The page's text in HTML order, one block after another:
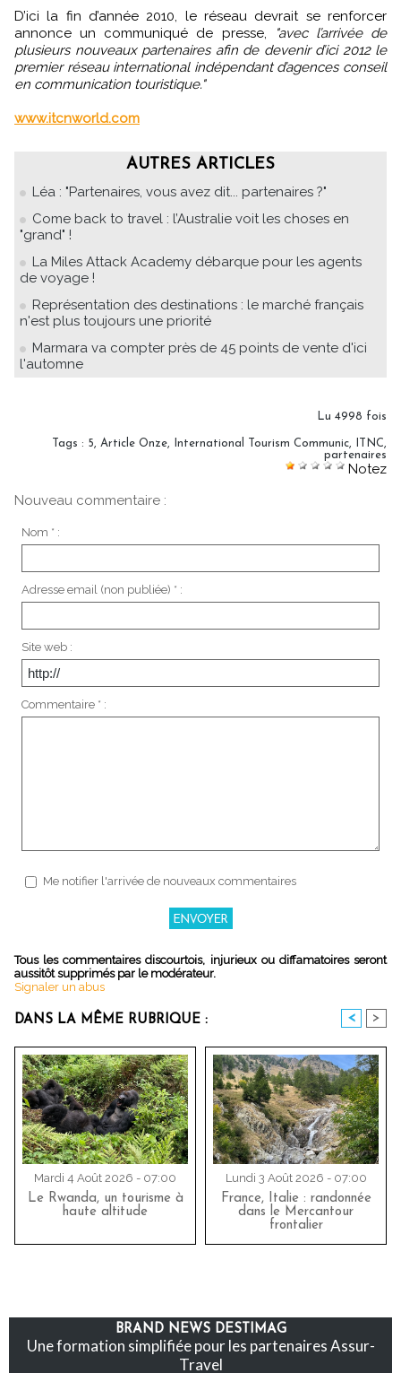
D’ici la fin d’année 2010, le réseau devrait se renforcer
annonce un communiqué de presse,
"avec l’arrivée de
plusieurs nouveaux partenaires afin de devenir d’ici 2012 le
premier réseau international indépendant d’agences conseil
en communication touristique."
www.itcnworld.com
AUTRES ARTICLES
Léa : "Partenaires, vous avez dit... partenaires ?"
Come back to travel : l’Australie voit les choses en
"grand" !
La Miles Attack Academy débarque pour les agents
de voyage !
Représentation des destinations : le marché français
n'est plus toujours une priorité
Marmara va compter près de 45 points de vente d'ici
l'automne
Lu 4998 fois
Tags : 5, Article Onze, International Tourism Communic, ITNC,
partenaires
Notez
Nouveau commentaire :
Nom * :
Adresse email (non publiée) * :
Site web :
Commentaire * :
Me notifier l'arrivée de nouveaux commentaires
Tous les commentaires discourtois, injurieux ou diffamatoires seront
aussitôt supprimés par le modérateur.
Signaler un abus
DANS LA MÊME RUBRIQUE : < >
Mardi 4 Août 2026 - 07:00
Le Rwanda, un tourisme à
haute altitude
Lundi 3 Août 2026 - 07:00
France, Italie : randonnée
dans le Mercantour
frontalier
BRAND NEWS DESTIMAG
Une formation simplifiée pour les partenaires Assur-
Travel